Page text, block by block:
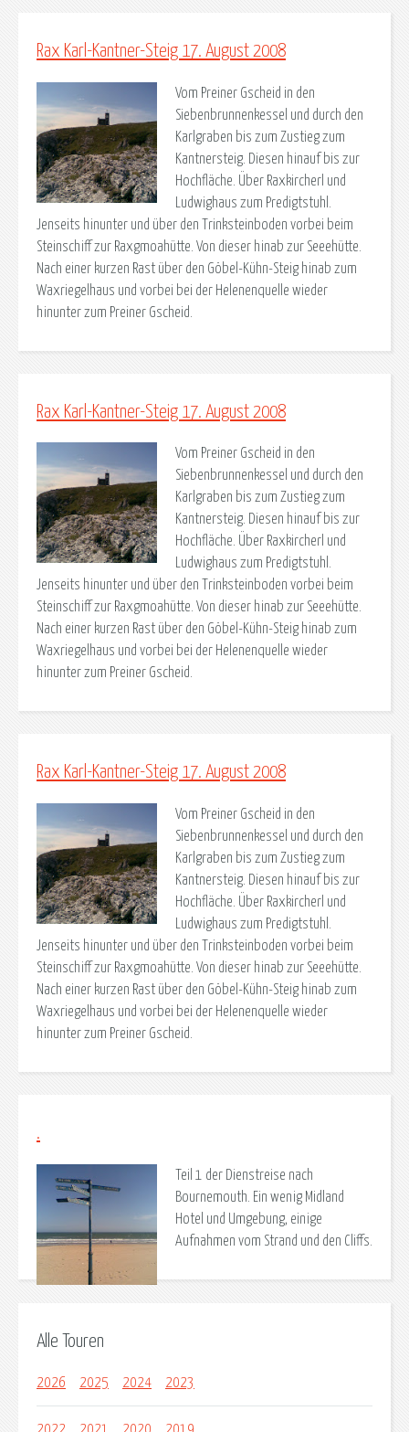
Rax Karl-Kantner-Steig 17. August 2008
Vom Preiner Gscheid in den
Siebenbrunnenkessel und durch den
Karlgraben bis zum Zustieg zum
Kantnersteig. Diesen hinauf bis zur
Hochfläche. Über Raxkircherl und
Ludwighaus zum Predigtstuhl.
Jenseits hinunter und über den Trinksteinboden vorbei beim
Steinschiff zur Raxgmoahütte. Von dieser hinab zur Seeehütte.
Nach einer kurzen Rast über den Göbel-Kühn-Steig hinab zum
Waxriegelhaus und vorbei bei der Helenenquelle wieder
hinunter zum Preiner Gscheid.
Rax Karl-Kantner-Steig 17. August 2008
Vom Preiner Gscheid in den
Siebenbrunnenkessel und durch den
Karlgraben bis zum Zustieg zum
Kantnersteig. Diesen hinauf bis zur
Hochfläche. Über Raxkircherl und
Ludwighaus zum Predigtstuhl.
Jenseits hinunter und über den Trinksteinboden vorbei beim
Steinschiff zur Raxgmoahütte. Von dieser hinab zur Seeehütte.
Nach einer kurzen Rast über den Göbel-Kühn-Steig hinab zum
Waxriegelhaus und vorbei bei der Helenenquelle wieder
hinunter zum Preiner Gscheid.
Rax Karl-Kantner-Steig 17. August 2008
Vom Preiner Gscheid in den
Siebenbrunnenkessel und durch den
Karlgraben bis zum Zustieg zum
Kantnersteig. Diesen hinauf bis zur
Hochfläche. Über Raxkircherl und
Ludwighaus zum Predigtstuhl.
Jenseits hinunter und über den Trinksteinboden vorbei beim
Steinschiff zur Raxgmoahütte. Von dieser hinab zur Seeehütte.
Nach einer kurzen Rast über den Göbel-Kühn-Steig hinab zum
Waxriegelhaus und vorbei bei der Helenenquelle wieder
hinunter zum Preiner Gscheid.
.
Teil 1 der Dienstreise nach
Bournemouth. Ein wenig Midland
Hotel und Umgebung, einige
Aufnahmen vom Strand und den Cliffs.
Alle Touren
2026 2025 2024 2023